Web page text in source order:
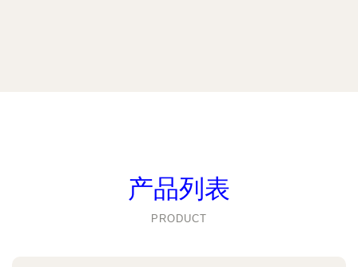
产品列表
PRODUCT